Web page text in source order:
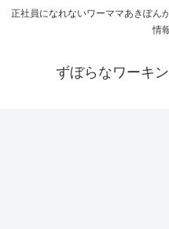
正社員になれないワーママあきぽん
情
ずぼらなワーキ